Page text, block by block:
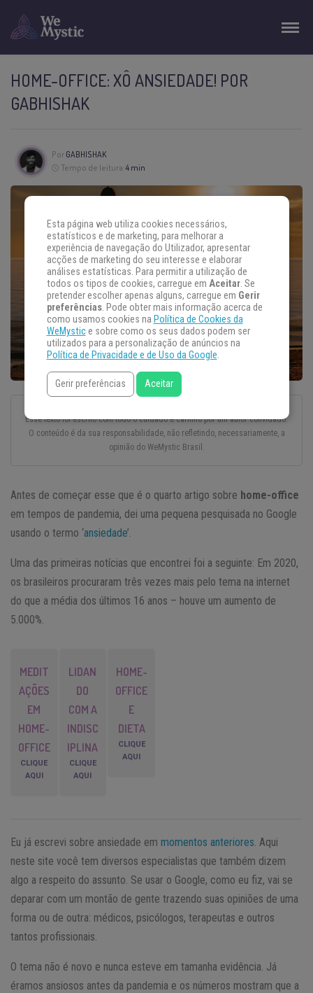
HOME-OFFICE: XÔ ANSIEDADE! POR
GABHISHAK
Por GABHISHAK
Tempo de leitura:4 min
Esse texto foi escrito com todo o cuidado e carinho por um autor convidado.
O conteúdo é da sua responsabilidade, não refletindo, necessariamente, a
opinião do WeMystic Brasil.
Antes de começar esse que é o quarto artigo sobre home-office
em tempos de pandemia, dei uma pequena pesquisada no Google
usando o termo ‘ansiedade’.
Uma das primeiras notícias que encontrei foi a seguinte: Em 2020,
os brasileiros procuraram três vezes mais pelo tema na internet
do que a média dos últimos 16 anos – houve um aumento de
5.000%.
MEDIT
AÇÕES
EM
HOME-
OFFICE
CLIQUE
AQUI
LIDAN
DO
COM A
INDISC
IPLINA
CLIQUE
AQUI
HOME-
OFFICE
E
DIETA
CLIQUE
AQUI
Eu já escrevi sobre ansiedade em momentos anteriores . Aqui
neste site você tem diversos especialistas que também dizem
algo a respeito do assunto. Se usar o Google, como eu fiz, vai se
deparar com um montão de gente trazendo suas opiniões de uma
forma ou de outra: médicos, psicólogos, terapeutas e outros
tantos profissionais.
O tema não é novo e nunca esteve em tamanha evidência. Já
éramos ansiosos antes da pandemia e os números mostram que a
Esta página web utiliza cookies necessários,
estatísticos e de marketing, para melhorar a
experiência de navegação do Utilizador, apresentar
acções de marketing do seu interesse e elaborar
análises estatísticas. Para permitir a utilização de
todos os tipos de cookies, carregue em Aceitar. Se
pretender escolher apenas alguns, carregue em Gerir
preferências. Pode obter mais informação acerca de
como usamos cookies na Política de Cookies da
WeMystice sobre como os seus dados podem ser
utilizados para a personalização de anúncios na
Política de Privacidade e de Uso da Google.
Gerir preferências Aceitar